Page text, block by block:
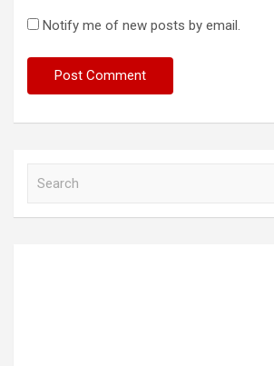
Notify me of new posts by email.